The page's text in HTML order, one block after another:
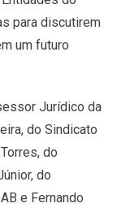
para discutirem
um futuro
Jurídico da
do Sindicato
do
do
e Fernando